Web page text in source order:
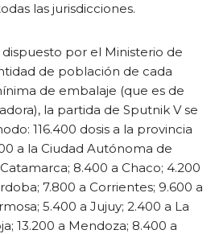
las jurisdicciones.
por el Ministerio de
de población de cada
de embalaje (que es de
la partida de Sputnik V se
116.400 dosis a la provincia
a la Ciudad Autónoma de
8.400 a Chaco; 4.200
7.800 a Corrientes; 9.600 a
5.400 a Jujuy; 2.400 a La
13.200 a Mendoza; 8.400 a